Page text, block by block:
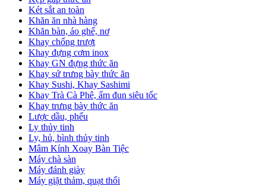
Két sắt an toàn
Khăn ăn nhà hàng
Khăn bàn, áo ghế, nơ
Khay chống trượt
Khay đựng cơm inox
Khay GN đựng thức ăn
Khay sứ trưng bày thức ăn
Khay Sushi, Khay Sashimi
Khay Trà Cà Phê, ấm đun siêu tốc
Khay trưng bày thức ăn
Lược dầu, phểu
Ly thủy tinh
Ly, hủ, bình thủy tinh
Mâm Kính Xoay Bàn Tiệc
Máy chà sàn
Máy đánh giày
Máy giặt thảm, quạt thổi